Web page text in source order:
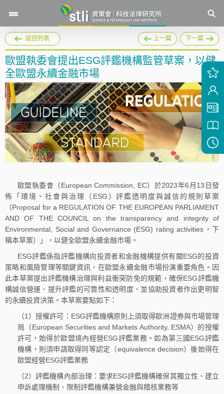
返回列表 上一篇 下一篇
歐盟執委會提出ESG評鑑機構監管草案，以健
全歐盟永續金融市場
歐盟執委會（European Commission, EC）於2023年6月13日發
佈「環境、社會與治理（ESG）評鑑透明度與誠信的規則草案
（Proposal for a REGULATION OF THE EUROPEAN PARLIAMENT
AND OF THE COUNCIL on the transparency and integrity of
Environmental, Social and Governance (ESG) rating activities，下
稱本草案）」，以健全歐盟永續金融市場。
ESG評鑑係指評鑑機構向投資者和金融機構提供有關ESG的投資
策略和風險管理等關鍵資訊，在歐盟永續金融市場扮演重要角色。因
此本草案提出評鑑機構治理與利益衝突防免的規範，確保ESG評鑑機
構誠信營運、提升評鑑的可靠性和透明度、並協助投資者作出更明智
的永續投資決策。本草案要點如下：
（1）授權許可：ESG評鑑機構原則上須取得歐洲證券與市場管理
局（European Securities and Markets Authority, ESMA）的授權
許可，始得於歐盟境內經營ESG評鑑業務。如為第三國ESG評鑑
機構，則須申請取得同等認定（equivalence decision）後始得在
歐盟經營ESG評鑑業務
（2）評鑑機構內部治理：要求ESG評鑑機構確保其獨立性、建立
申訴處理機制、限制評鑑機構兼營金融與稽核業務等